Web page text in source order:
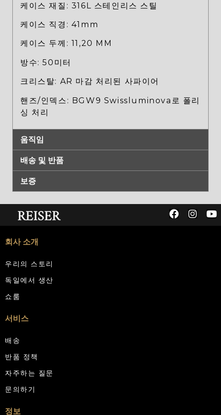
케이스 재질: 316L 스테인리스 스틸
케이스 직경: 41mm
케이스 두께: 11,20 MM
방수: 50미터
크리스탈: AR 마감 처리된 사파이어
핸즈/인덱스: BGW9 Swissluminova로 폴리
싱 처리
움직임
배송 및 반품
보증
회사 소개
우리의 스토리
독일에서 생산
쇼룸
서비스
배송
반품 정책
자주하는 질문
문의하기
정보